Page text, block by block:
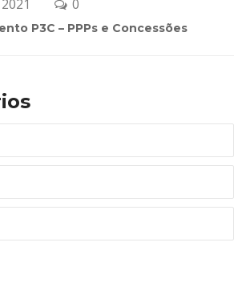
0
P3C – PPPs e Concessõe